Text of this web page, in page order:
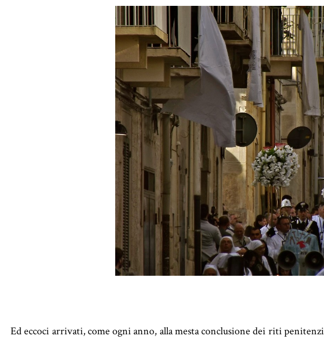
Ed eccoci arrivati, come ogni anno, alla mesta conclusione dei riti